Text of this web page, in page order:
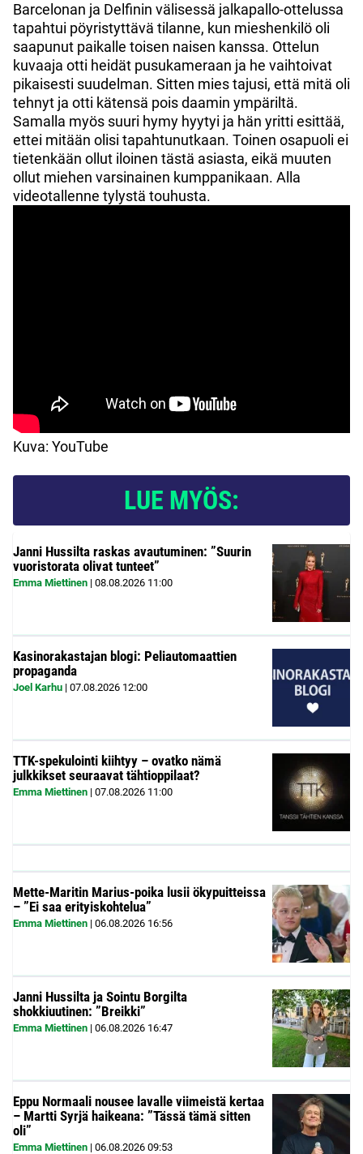
Barcelonan ja Delfinin välisessä jalkapallo-ottelussa
tapahtui pöyristyttävä tilanne, kun mieshenkilö oli
saapunut paikalle toisen naisen kanssa. Ottelun
kuvaaja otti heidät pusukameraan ja he vaihtoivat
pikaisesti suudelman. Sitten mies tajusi, että mitä oli
tehnyt ja otti kätensä pois daamin ympäriltä.
Samalla myös suuri hymy hyytyi ja hän yritti esittää,
ettei mitään olisi tapahtunutkaan. Toinen osapuoli ei
tietenkään ollut iloinen tästä asiasta, eikä muuten
ollut miehen varsinainen kumppanikaan. Alla
videotallenne tylystä touhusta.
Kuva: YouTube
LUE MYÖS:
Janni Hussilta raskas avautuminen: ”Suurin
vuoristorata olivat tunteet”
Emma Miettinen | 08.08.2026 11:00
Kasinorakastajan blogi: Peliautomaattien
propaganda
Joel Karhu | 07.08.2026 12:00
TTK-spekulointi kiihtyy – ovatko nämä
julkkikset seuraavat tähtioppilaat?
Emma Miettinen | 07.08.2026 11:00
Mette-Maritin Marius-poika lusii ökypuitteissa
– ”Ei saa erityiskohtelua”
Emma Miettinen | 06.08.2026 16:56
Janni Hussilta ja Sointu Borgilta
shokkiuutinen: ”Breikki”
Emma Miettinen | 06.08.2026 16:47
Eppu Normaali nousee lavalle viimeistä kertaa
– Martti Syrjä haikeana: ”Tässä tämä sitten
oli”
Emma Miettinen | 06.08.2026 09:53